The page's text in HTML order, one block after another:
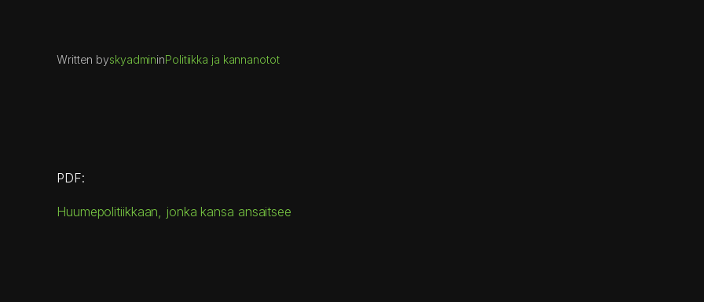
Written byskyadmininPolitiikka ja kannanotot
PDF:
Huumepolitiikkaan, jonka kansa ansaitsee